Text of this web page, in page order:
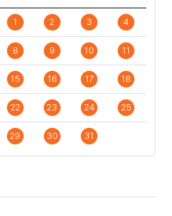
1 2 3 4
8 9 10 11
15 16 17 18
22 23 24 25
29 30 31